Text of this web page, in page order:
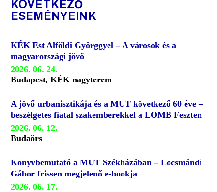
KÖVETKEZŐ
ESEMÉNYEINK
KÉK Est Alföldi Györggyel – A városok és a
magyarországi jövő
2026. 06. 24.
Budapest, KÉK nagyterem
A jövő urbanisztikája és a MUT következő 60 éve –
beszélgetés fiatal szakemberekkel a LOMB Feszten
2026. 06. 12.
Budaörs
Könyvbemutató a MUT Székházában – Locsmándi
Gábor frissen megjelenő e-bookja
2026. 06. 17.